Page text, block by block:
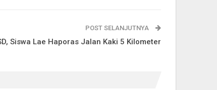
POST SELANJUTNYA
Siswa Lae Haporas Jalan Kaki 5 Kilometer